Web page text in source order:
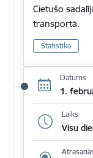
Cietušo
transportā.
Statistika
Datums
1.
Laiks
Visu